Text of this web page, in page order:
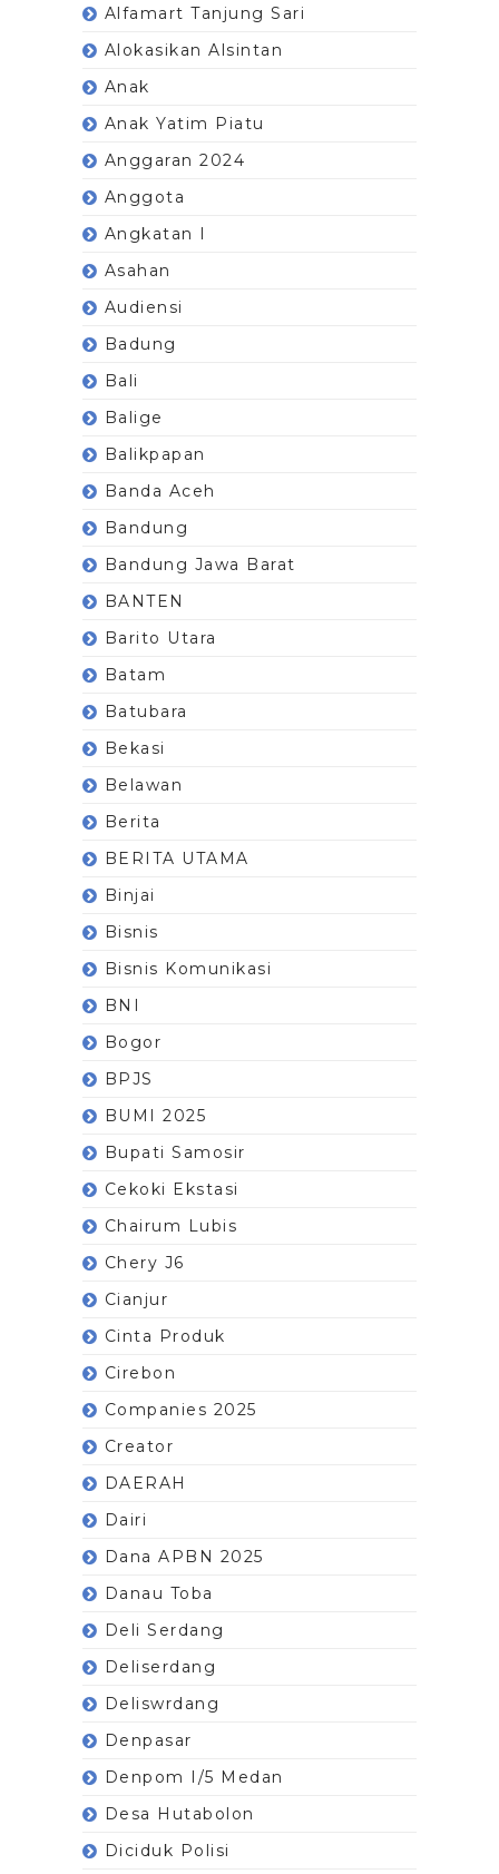
Alfamart Tanjung Sari
Alokasikan Alsintan
Anak
Anak Yatim Piatu
Anggaran 2024
Anggota
Angkatan I
Asahan
Audiensi
Badung
Bali
Balige
Balikpapan
Banda Aceh
Bandung
Bandung Jawa Barat
BANTEN
Barito Utara
Batam
Batubara
Bekasi
Belawan
Berita
BERITA UTAMA
Binjai
Bisnis
Bisnis Komunikasi
BNI
Bogor
BPJS
BUMI 2025
Bupati Samosir
Cekoki Ekstasi
Chairum Lubis
Chery J6
Cianjur
Cinta Produk
Cirebon
Companies 2025
Creator
DAERAH
Dairi
Dana APBN 2025
Danau Toba
Deli Serdang
Deliserdang
Deliswrdang
Denpasar
Denpom I/5 Medan
Desa Hutabolon
Diciduk Polisi